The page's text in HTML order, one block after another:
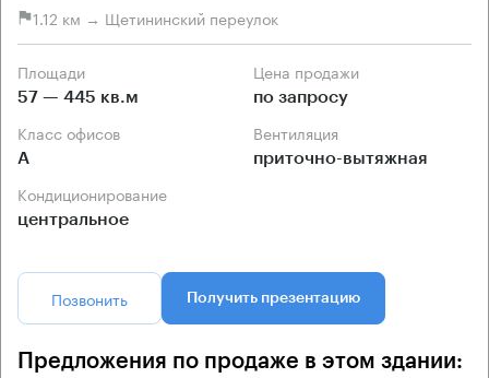
1.12 км → Щетининский переулок
Площади
57 — 445 кв.м
Цена продажи
по запросу
Класс офисов
А
Вентиляция
приточно-вытяжная
Кондиционирование
центральное
Позвонить Получить презентацию
Предложения по продаже в этом здании: